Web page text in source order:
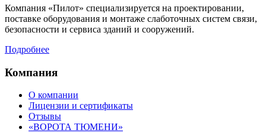
Компания «Пилот» специализируется на проектировании,
поставке оборудования и монтаже слаботочных систем связи,
безопасности и сервиса зданий и сооружений.
Подробнее
Компания
О компании
Лицензии и сертификаты
Отзывы
«ВОРОТА ТЮМЕНИ»